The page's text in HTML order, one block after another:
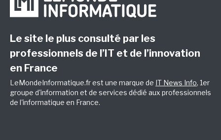
Le site le plus consulté par les
professionnels de l’IT et de l’innovation
en France
LeMondeInformatique.fr est une marque de IT News Info, 1er
groupe d'information et de services dédié aux professionnels
de l'informatique en France.